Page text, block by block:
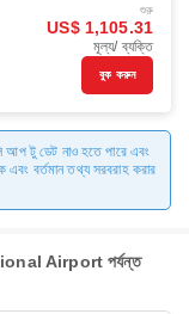
শুরু
US$ 1,105.31
মূল্য/ ব্যক্তি
বুক করুন
আপ টু ডেট নাও হতে পারে এবং
এবং বর্তমান তথ্য সরবরাহ করার
Airport পর্যন্ত